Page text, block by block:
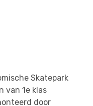
Skatepark
van 1e klas
door